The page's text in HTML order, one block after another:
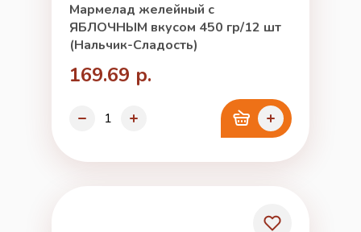
Мармелад желейный с
ЯБЛОЧНЫМ вкусом 450 гр/12 шт
(Нальчик-Сладость)
169.69 р.